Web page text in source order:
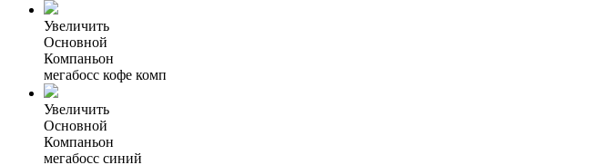
Увеличить
Основной
Компаньон
мегабосс кофе комп
Увеличить
Основной
Компаньон
мегабосс синий